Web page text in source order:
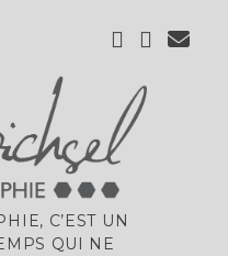
C’EST UN
QUI NE